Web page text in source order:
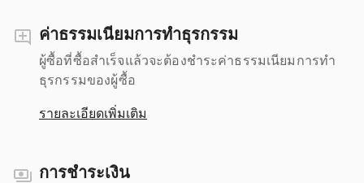
ค่าธรรมเนียมการทำธุรกรรม
ผู้ซื้อที่ซื้อสำเร็จแล้วจะต้องชำระค่าธรรมเนียมการทำ
ธุรกรรมของผู้ซื้อ
รายละเอียดเพิ่มเติม
การชำระเงิน